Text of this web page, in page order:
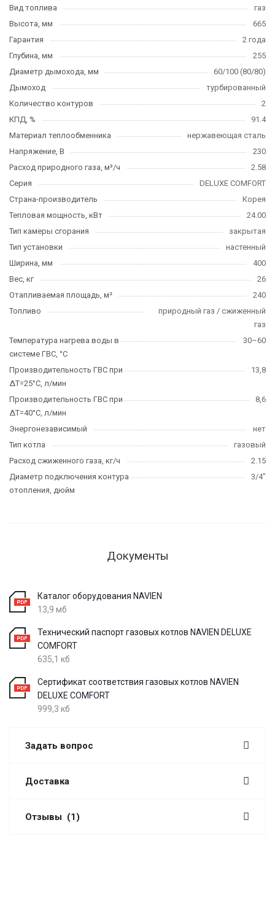
Вид топлива
газ
Высота, мм
665
Гарантия
2 года
Глубина, мм
255
Диаметр дымохода, мм
60/100 (80/80)
Дымоход
турбированный
Количество контуров
2
КПД, %
91.4
Материал теплообменника
нержавеющая сталь
Напряжение, В
230
Расход природного газа, м³/ч
2.58
Серия
DELUXE COMFORT
Страна-производитель
Корея
Тепловая мощность, кВт
24.00
Тип камеры сгорания
закрытая
Тип установки
настенный
Ширина, мм
400
Вес, кг
26
Отапливаемая площадь, м²
240
Топливо
природный газ / сжиженный
газ
Температура нагрева воды в
системе ГВС, °C
30–60
Производительность ГВС при
∆T=25°C, л/мин
13,8
Производительность ГВС при
∆T=40°C, л/мин
8,6
Энергонезависимый
нет
Тип котла
газовый
Расход сжиженного газа, кг/ч
2.15
Диаметр подключения контура
отопления, дюйм
3/4"
Документы
Каталог оборудования NAVIEN
13,9 мб
Технический паспорт газовых котлов NAVIEN DELUXE
COMFORT
635,1 кб
Сертификат соответствия газовых котлов NAVIEN
DELUXE COMFORT
999,3 кб
Задать вопрос
Доставка
Отзывы (1)